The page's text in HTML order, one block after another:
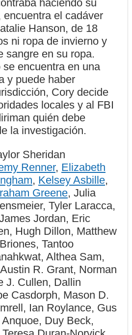
haciendo su
el cadáver
Hanson, de 18
ni ropa de invierno y
sangre en su ropa.
encuentra en una
y puede haber
Cory decide
locales y al FBI
quién debe
la investigación.
Sheridan
Renner, Elizabeth
, Kelsey Asbille,
Greene, Julia
Tyler Laracca,
Jordan, Eric
Hugh Dillon, Matthew
Tantoo
Althea Sam,
R. Grant, Norman
J. Cullen, Dallin
Casdorph, Mason D.
Ian Roylance, Gus
Duy Beck,